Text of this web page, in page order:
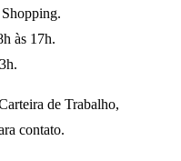
às 17h.
de Trabalho,
contato.